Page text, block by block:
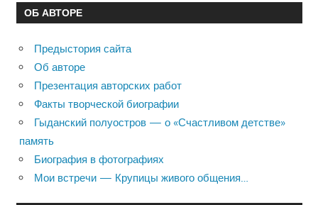
ОБ АВТОРЕ
Предыстория сайта
Об авторе
Презентация авторских работ
Факты творческой биографии
Гыданский полуостров — о «Счастливом детстве»
память
Биография в фотографиях
Мои встречи — Крупицы живого общения…